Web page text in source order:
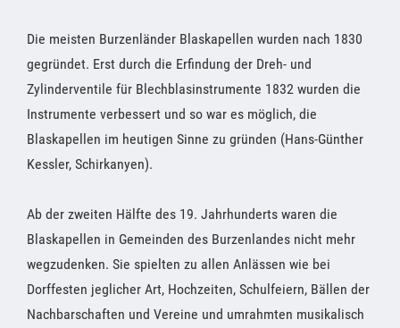
Die meisten Burzenländer Blaskapellen wurden nach 1830
gegründet. Erst durch die Erfindung der Dreh- und
Zylinderventile für Blechblasinstrumente 1832 wurden die
Instrumente verbessert und so war es möglich, die
Blaskapellen im heutigen Sinne zu gründen (Hans-Günther
Kessler, Schirkanyen).
Ab der zweiten Hälfte des 19. Jahrhunderts waren die
Blaskapellen in Gemeinden des Burzenlandes nicht mehr
wegzudenken. Sie spielten zu allen Anlässen wie bei
Dorffesten jeglicher Art, Hochzeiten, Schulfeiern, Bällen der
Nachbarschaften und Vereine und umrahmten musikalisch